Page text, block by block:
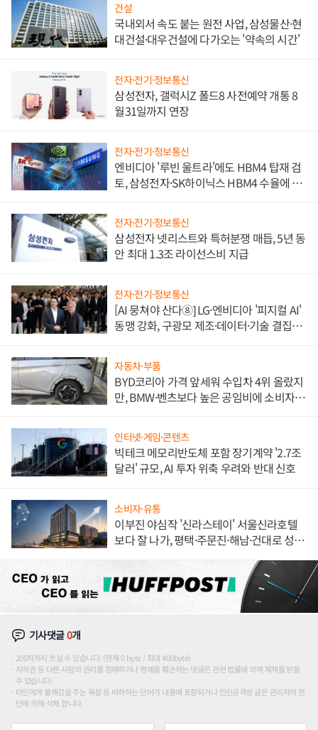
건설
국내외서 속도 붙는 원전 사업, 삼성물산·현
대건설·대우건설에 다가오는 '약속의 시간'
전자·전기·정보통신
삼성전자, 갤럭시Z 폴드8 사전예약 개통 8
월31일까지 연장
전자·전기·정보통신
엔비디아 '루빈 울트라'에도 HBM4 탑재 검
토, 삼성전자·SK하이닉스 HBM4 수율에 주
전자·전기·정보통신
삼성전자 넷리스트와 특허분쟁 매듭, 5년 동
안 최대 1.3조 라이선스비 지급
전자·전기·정보통신
[AI 뭉쳐야 산다⑧] LG·엔비디아 '피지컬 AI'
동맹 강화, 구광모 제조·데이터·기술 결집
자동차·부품
BYD코리아 가격 앞세워 수입차 4위 올랐지
만, BMW·벤츠보다 높은 공임비에 소비자
인터넷·게임·콘텐츠
빅테크 메모리반도체 포함 장기계약 '2.7조
달러' 규모, AI 투자 위축 우려와 반대 신호
소비자·유통
이부진 야심작 '신라스테이' 서울신라호텔
보다 잘 나가, 평택·주문진·해남·건대로 성
기사댓글0개
200자까지 쓰실 수 있습니다. (현재 0 byte / 최대 400byte)
저작권 등 다른 사람의 권리를 침해하거나 명예를 훼손하는 댓글은 관련 법률에 의해 제재를 받을
수 있습니다.
타인에게 불쾌감을 주는 욕설 등 비하하는 단어가 내용에 포함되거나 인신공격성 글은 관리자의 판
단에 의해 삭제 합니다.